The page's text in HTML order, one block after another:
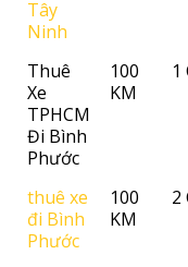
Tây
Ninh
Thuê
Xe
TPHCM
Đi Bình
Phước
100
KM
1
thuê xe
đi Bình
Phước
100
KM
2